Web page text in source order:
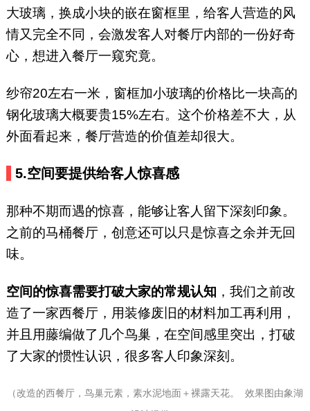
大玻璃，换成小块的嵌在窗框里，给客人营造的风
情又完全不同，会激发客人对餐厅内部的一份好奇
心，想进入餐厅一窥究竟。
纱帘20左右一米，窗框加小玻璃的价格比一块高的
钢化玻璃大概要贵15%左右。这个价格差不大，从
外面看起来，餐厅营造的价值差却很大。
5.空间要提供给客人惊喜感
那种不期而遇的惊喜，能够让客人留下深刻印象。
之前的马桶餐厅，创意还可以只是惊喜之余并无回
味。
空间的惊喜需要打破大家的常规认知 ，我们之前改
造了一家西餐厅，用装修废旧的材料加工再利用，
并且用藤编做了几个鸟巢，在空间感里突出，打破
了大家的惯性认识，很多客人印象深刻。
（改造的西餐厅，鸟巢元素，素水泥地面＋裸露天花。 效果图由象湖